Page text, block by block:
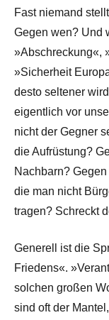
Fast niemand
Gegen wen? Und
»Abschreckung«,
»Sicherheit
desto seltener
eigentlich vor
nicht der Gegner
die Aufrüstung?
Nachbarn?
die man nicht
tragen? Schreckt
Generell ist die
Friedens«.
solchen großen
sind oft der